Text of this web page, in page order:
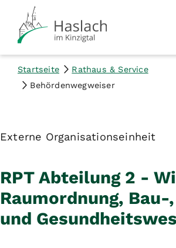
Startseite
Rathaus & Service
Behördenwegweiser
Externe Organisationseinheit
RPT Abteilung 2 -
Raumordnung, Bau-
und